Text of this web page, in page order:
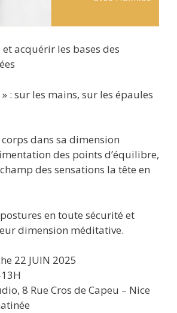
acquérir les bases des
: sur les mains, sur les épaules
dans sa dimension
des points d’équilibre,
des sensations la tête en
en toute sécurité et
dimension méditative.
22 JUIN 2025
8 Rue Cros de Capeu – Nice